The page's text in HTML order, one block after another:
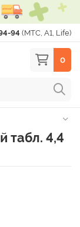
94 (МТС, A1, Life)
0
табл. 4,4